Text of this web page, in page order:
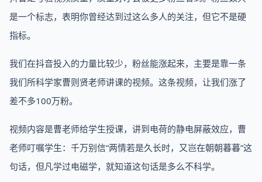
是一个标志，表明你曾经达到过这么多人的关注，但它不是硬
指标。
我们在抖音投入的力量比较少，粉丝能涨起来，主要是靠一条
我们所科学家曹则贤老师讲课的视频。这条视频，让我们涨了
差不多100万粉。
视频内容是曹老师给学生授课，讲到电荷的静电屏蔽效应，曹
老师叮嘱学生：千万别信“两情若是久长时，又岂在朝朝暮暮”这
句话，但凡学过电磁学，就知道这句话是多么不科学。